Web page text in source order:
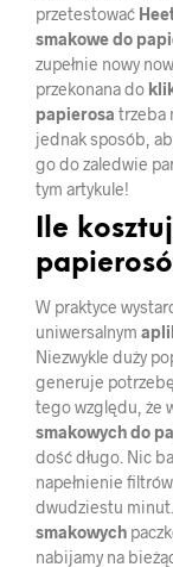
przetestować
smakowe do
zupełnie nowy
przekonana do
papierosa trzeba
jednak sposób,
go do zaledwie
tym artykule!
Ile
W praktyce
uniwersalnym
Niezwykle duży
generuje
tego względu, że
smakowych do
dość długo. Nic
napełnienie
dwudziestu
smakowych
nabijamy na